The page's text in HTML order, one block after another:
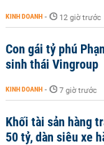
KINH DOANH - 12 giờ trước
Con gái tỷ phú
sinh thái Vingroup
KINH DOANH - 7 giờ trước
Khối tài sản hàng
50 tỷ, dàn siêu xe